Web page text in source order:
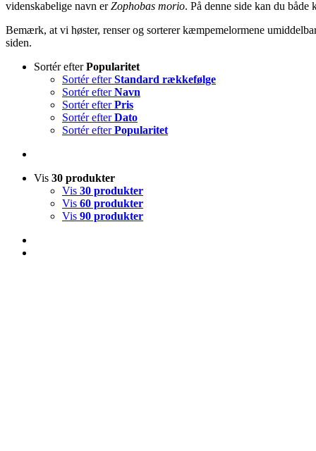
videnskabelige navn erZophobas morio. På denne side kan du
Bemærk, at vi høster, renser og sorterer kæmpemelormene
siden.
Sortér efterPopularitet
Sortér efterStandard rækkefølge
Sortér efterNavn
Sortér efterPris
Sortér efterDato
Sortér efterPopularitet
Vis 30 produkter
Vis 30 produkter
Vis 60 produkter
Vis 90 produkter